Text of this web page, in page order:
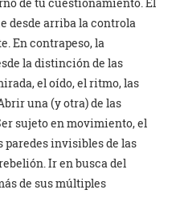
desde arriba la controla
En contrapeso, la
la distinción de las
el oído, el ritmo, las
una (y otra) de las
sujeto en movimiento, el
paredes invisibles de las
Ir en busca del
de sus múltiples